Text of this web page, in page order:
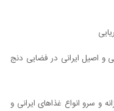
و اصیل ایرانی در فضایی دنج
نفر با منوی روزانه و سرو انواع غذاهای ایرانی و